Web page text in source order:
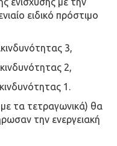
ειδικό πρόστιμο
3,
2,
1.
τα τετραγωνικά) θα
την ενεργειακή